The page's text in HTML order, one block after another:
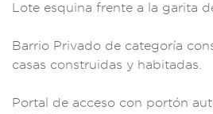
Lote esquina frente a la garita
Barrio Privado de categoría
casas construidas y habitadas.
Portal de acceso con portón